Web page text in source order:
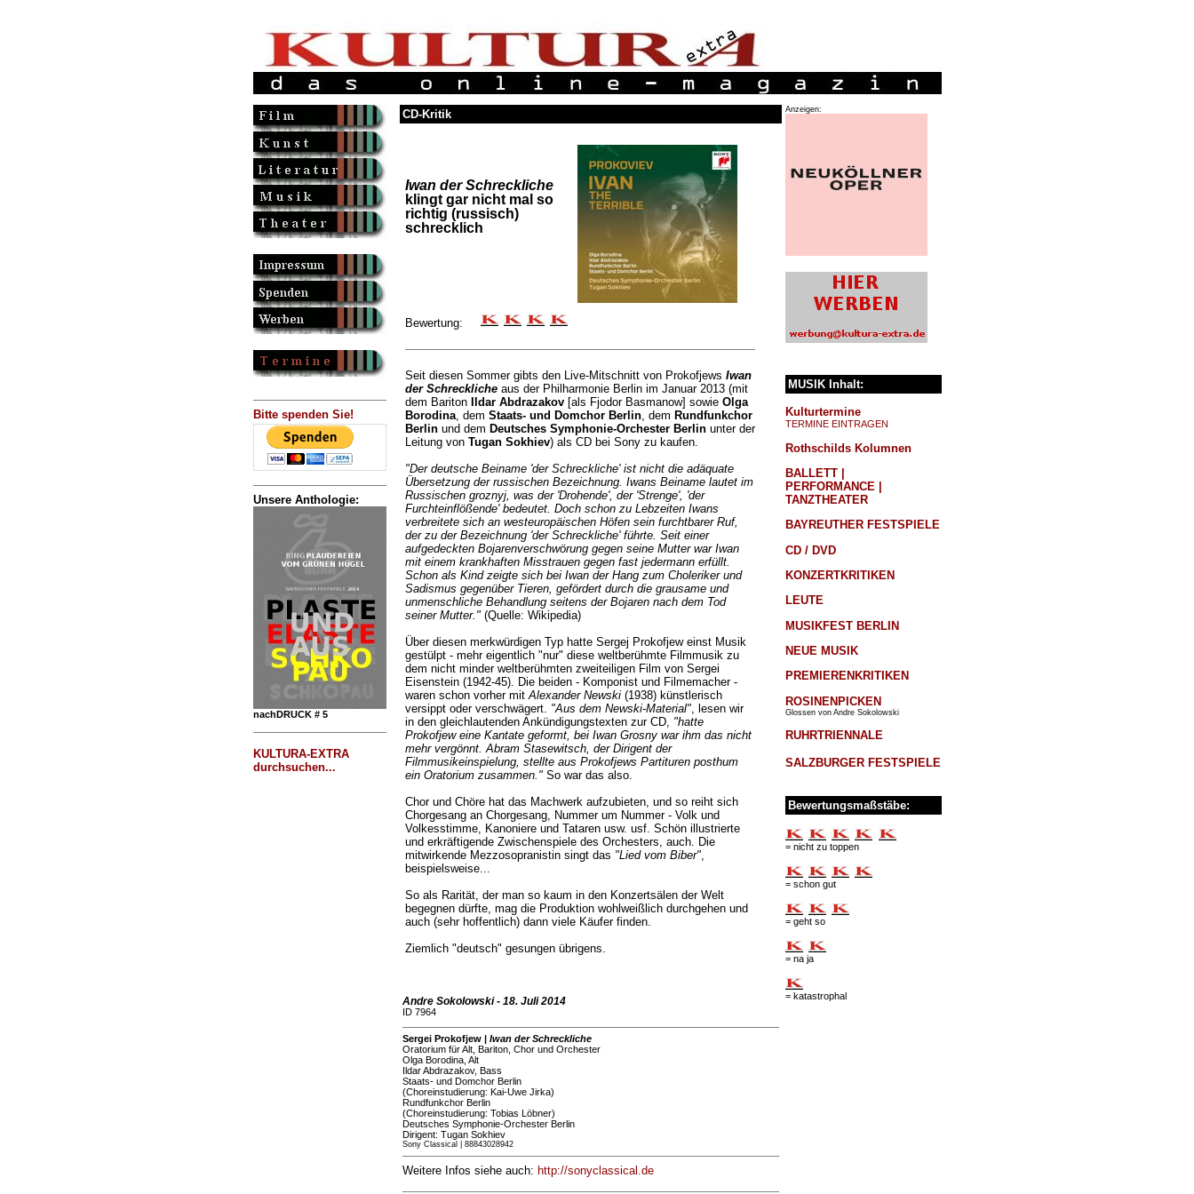
Bitte spenden Sie!
Unsere Anthologie:
nachDRUCK # 5
KULTURA-EXTRA
durchsuchen...
CD-Kritik
Iwan der Schreckliche
klingt gar nicht mal so
richtig (russisch)
schrecklich
Bewertung:
Seit diesen Sommer gibts den Live-Mitschnitt von Prokofjews Iwan
der Schrecklicheaus der Philharmonie Berlin im Januar 2013 (mit
dem Bariton
Ildar Abdrazakov[als Fjodor Basmanow] sowie Olga
Borodina, dem Staats- und Domchor Berlin, dem Rundfunkchor
Berlinund dem Deutsches Symphonie-Orchester Berlinunter der
Leitung von Tugan Sokhiev) als CD bei Sony zu kaufen.
"Der deutsche Beiname 'der Schreckliche' ist nicht die adäquate
Übersetzung der russischen Bezeichnung. Iwans Beiname lautet im
Russischen groznyj, was der 'Drohende', der 'Strenge', 'der
Furchteinflößende' bedeutet. Doch schon zu Lebzeiten Iwans
verbreitete sich an westeuropäischen Höfen sein furchtbarer Ruf,
der zu der Bezeichnung 'der Schreckliche' führte. Seit einer
aufgedeckten Bojarenverschwörung gegen seine Mutter war Iwan
mit einem krankhaften Misstrauen gegen fast jedermann erfüllt.
Schon als Kind zeigte sich bei Iwan der Hang zum Choleriker und
Sadismus gegenüber Tieren, gefördert durch die grausame und
unmenschliche Behandlung seitens der Bojaren nach dem Tod
seiner Mutter."(Quelle: Wikipedia)
Über diesen merkwürdigen Typ hatte Sergej Prokofjew einst Musik
gestülpt - mehr eigentlich "nur" diese weltberühmte Filmmusik zu
dem nicht minder weltberühmten zweiteiligen Film von Sergei
Eisenstein (1942-45). Die beiden - Komponist und Filmemacher -
waren schon vorher mitAlexander Newski(1938) künstlerisch
versippt oder verschwägert. "Aus dem Newski-Material", lesen wir
in den gleichlautenden Ankündigungstexten zur CD, "hatte
Prokofjew eine Kantate geformt, bei Iwan Grosny war ihm das nicht
mehr vergönnt. Abram Stasewitsch, der Dirigent der
Filmmusikeinspielung, stellte aus Prokofjews Partituren posthum
ein Oratorium zusammen."So war das also.
Chor und Chöre hat das Machwerk aufzubieten, und so reiht sich
Chorgesang an Chorgesang, Nummer um Nummer - Volk und
Volkesstimme, Kanoniere und Tataren usw. usf. Schön illustrierte
und erkräftigende Zwischenspiele des Orchesters, auch. Die
mitwirkende Mezzosopranistin singt das "Lied vom Biber",
beispielsweise...
So als Rarität, der man so kaum in den Konzertsälen der Welt
begegnen dürfte, mag die Produktion wohlweißlich durchgehen und
auch (sehr hoffentlich) dann viele Käufer finden.
Ziemlich "deutsch" gesungen übrigens.
Andre Sokolowski - 18. Juli 2014
ID 7964
Sergei Prokofjew | Iwan der Schreckliche
Oratorium für Alt, Bariton, Chor und Orchester
Olga Borodina, Alt
Ildar Abdrazakov, Bass
Staats- und Domchor Berlin
(Choreinstudierung: Kai-Uwe Jirka)
Rundfunkchor Berlin
(Choreinstudierung: Tobias Löbner)
Deutsches Symphonie-Orchester Berlin
Dirigent: Tugan Sokhiev
Sony Classical | 88843028942
Weitere Infos siehe auch: http://sonyclassical.de
Anzeigen:
MUSIK Inhalt:
Kulturtermine
TERMINE EINTRAGEN
Rothschilds Kolumnen
BALLETT |
PERFORMANCE |
TANZTHEATER
BAYREUTHER FESTSPIELE
CD / DVD
KONZERTKRITIKEN
LEUTE
MUSIKFEST BERLIN
NEUE MUSIK
PREMIERENKRITIKEN
ROSINENPICKEN
Glossen von Andre Sokolowski
RUHRTRIENNALE
SALZBURGER FESTSPIELE
Bewertungsmaßstäbe:
= nicht zu toppen
= schon gut
= geht so
= na ja
= katastrophal